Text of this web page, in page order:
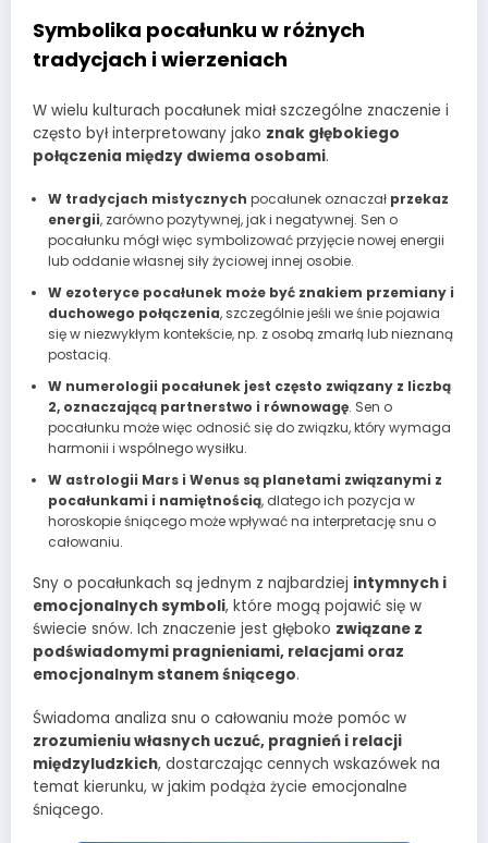
Symbolika pocałunku w różnych
tradycjach i wierzeniach
W wielu kulturach pocałunek miał szczególne znaczenie i
często był interpretowany jako znak głębokiego
połączenia między dwiema osobami.
W tradycjach mistycznych pocałunek oznaczał przekaz
energii, zarówno pozytywnej, jak i negatywnej. Sen o
pocałunku mógł więc symbolizować przyjęcie nowej energii
lub oddanie własnej siły życiowej innej osobie.
W ezoteryce pocałunek może być znakiem przemiany i
duchowego połączenia, szczególnie jeśli we śnie pojawia
się w niezwykłym kontekście, np. z osobą zmarłą lub nieznaną
postacią.
W numerologii pocałunek jest często związany z liczbą
2, oznaczającą partnerstwo i równowagę. Sen o
pocałunku może więc odnosić się do związku, który wymaga
harmonii i wspólnego wysiłku.
W astrologii Mars i Wenus są planetami związanymi z
pocałunkami i namiętnością, dlatego ich pozycja w
horoskopie śniącego może wpływać na interpretację snu o
całowaniu.
Sny o pocałunkach są jednym z najbardziej intymnych i
emocjonalnych symboli, które mogą pojawić się w
świecie snów. Ich znaczenie jest głęboko związane z
podświadomymi pragnieniami, relacjami oraz
emocjonalnym stanem śniącego.
Świadoma analiza snu o całowaniu może pomóc w
zrozumieniu własnych uczuć, pragnień i relacji
międzyludzkich, dostarczając cennych wskazówek na
temat kierunku, w jakim podąża życie emocjonalne
śniącego.